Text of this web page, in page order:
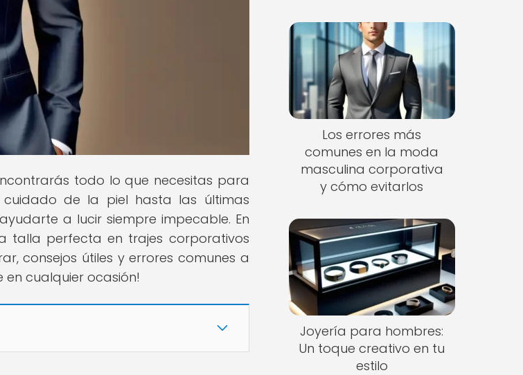
todo lo que necesitas para
de la piel hasta las últimas
a lucir siempre impecable. En
talla perfecta en trajes corporativos
consejos útiles y errores comunes a
en cualquier ocasión!
Los errores más
comunes en la moda
masculina corporativa
y cómo evitarlos
Joyería para hombres:
Un toque creativo en tu
estilo